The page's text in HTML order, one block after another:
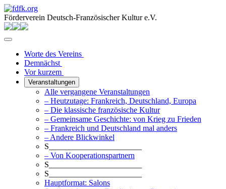
Förderverein Deutsch-Französischer Kultur e.V.
Worte des Vereins
Demnächst
Vor kurzem
Veranstaltungen
Alle vergangene Veranstaltungen
– Heutzutage: Frankreich, Deutschland, Europa
– Die klassische französische Kultur
– Gemeinsame Geschichte: von Krieg zu Frieden
– Frankreich und Deutschland mal anders
– Andere Blickwinkel
S_______________________
– Von Kooperationspartnern
S_______________________
S_______________________
Hauptformat: Salons